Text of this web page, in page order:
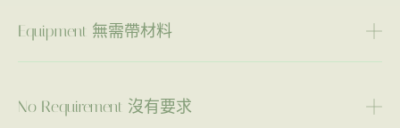
Equipment 無需帶材料
No Requirement 沒有要求